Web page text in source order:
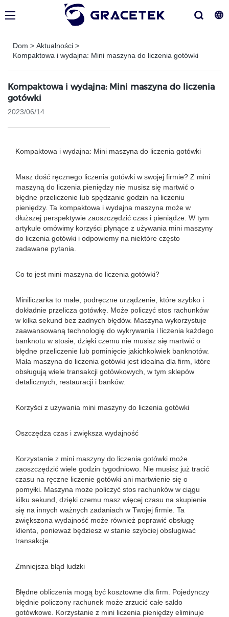
Dom > Aktualności >
Kompaktowa i wydajna: Mini maszyna do liczenia gotówki
Kompaktowa i wydajna: Mini maszyna do liczenia
gotówki
2023/06/14
Kompaktowa i wydajna: Mini maszyna do liczenia gotówki
Masz dość ręcznego liczenia gotówki w swojej firmie? Z mini
maszyną do liczenia pieniędzy nie musisz się martwić o
błędne przeliczenie lub spędzanie godzin na liczeniu
pieniędzy. Ta kompaktowa i wydajna maszyna może w
dłuższej perspektywie zaoszczędzić czas i pieniądze. W tym
artykule omówimy korzyści płynące z używania mini maszyny
do liczenia gotówki i odpowiemy na niektóre często
zadawane pytania.
Co to jest mini maszyna do liczenia gotówki?
Miniliczarka to małe, podręczne urządzenie, które szybko i
dokładnie przelicza gotówkę. Może policzyć stos rachunków
w kilka sekund bez żadnych błędów. Maszyna wykorzystuje
zaawansowaną technologię do wykrywania i liczenia każdego
banknotu w stosie, dzięki czemu nie musisz się martwić o
błędne przeliczenie lub pominięcie jakichkolwiek banknotów.
Mała maszyna do liczenia gotówki jest idealna dla firm, które
obsługują wiele transakcji gotówkowych, w tym sklepów
detalicznych, restauracji i banków.
Korzyści z używania mini maszyny do liczenia gotówki
Oszczędza czas i zwiększa wydajność
Korzystanie z mini maszyny do liczenia gotówki może
zaoszczędzić wiele godzin tygodniowo. Nie musisz już tracić
czasu na ręczne liczenie gotówki ani martwienie się o
pomyłki. Maszyna może policzyć stos rachunków w ciągu
kilku sekund, dzięki czemu masz więcej czasu na skupienie
się na innych ważnych zadaniach w Twojej firmie. Ta
zwiększona wydajność może również poprawić obsługę
klienta, ponieważ będziesz w stanie szybciej obsługiwać
transakcje.
Zmniejsza błąd ludzki
Błędne obliczenia mogą być kosztowne dla firm. Pojedynczy
błędnie policzony rachunek może zrzucić całe saldo
gotówkowe. Korzystanie z mini liczenia pieniędzy eliminuje